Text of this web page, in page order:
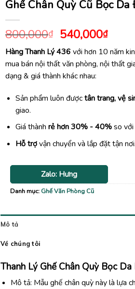
Ghế Chân Quỳ Cũ Bọc
800,000₫ Giá
gốc
là:
800,000₫.
540,000₫Giá
hiện
tại
là:
Hàng Thanh Lý 436 với hơn 10 năm
mua bán nội thất văn phòng, nội thất
dạng & giá thành khác nhau:
Sản phẩm luôn đượctân trang, vệ
giao.
Giá thành rẻ hơn 30% - 40%so với
Hỗ trợvận chuyển và lắp đặt tận nơi.
Zalo: Hưng
Danh mục: Ghế Văn Phòng Cũ
Mô tả
Về chúng tôi
Thanh Lý Ghế Chân Quỳ Bọc
Mô tả: Mẫu ghế chân quỳ này là lựa